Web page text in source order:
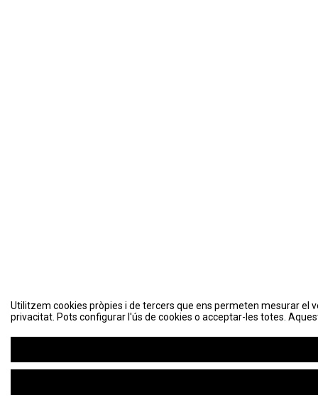
Utilitzem cookies pròpies i de tercers que ens permeten mesurar el
privacitat. Pots configurar l'ús de cookies o acceptar-les totes.
Utilitzem cookies pròpies i de tercers que ens permeten mesurar el
privacitat. Pots configurar l'ús de cookies o acceptar-les totes.